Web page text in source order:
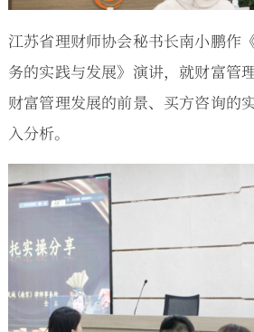
江苏省理财师协会秘书长南小鹏作
务的实践与发展》演讲，就财富管
财富管理发展的前景、买方咨询的
入分析。